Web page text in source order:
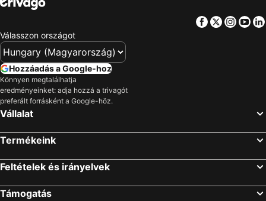
Facebook
Twitter
Válasszon országot
Hozzáadás a Google-hoz
Könnyen megtalálhatja
eredményeinket: adja hozzá a trivagót
preferált forrásként a Google-höz.
Vállalat
Termékeink
Feltételek és irányelvek
Támogatás